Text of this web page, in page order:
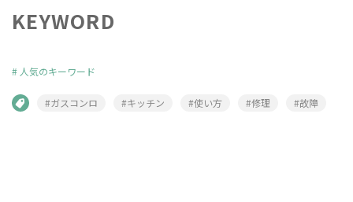
KEYWORD
# 人気のキーワード
#ガスコンロ #キッチン #使い方 #修理 #故障